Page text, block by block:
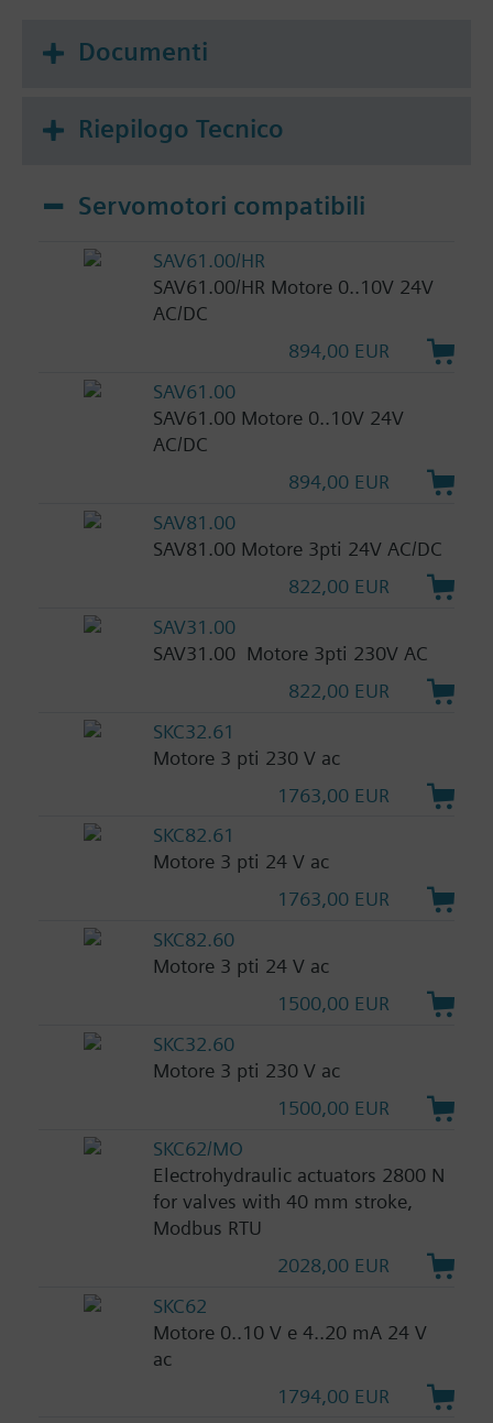
Documenti
Riepilogo Tecnico
Servomotori compatibili
SAV61.00/HR
SAV61.00/HR Motore 0..10V 24V
AC/DC
894,00 EUR
SAV61.00
SAV61.00 Motore 0..10V 24V
AC/DC
894,00 EUR
SAV81.00
SAV81.00 Motore 3pti 24V AC/DC
822,00 EUR
SAV31.00
SAV31.00 Motore 3pti 230V AC
822,00 EUR
SKC32.61
Motore 3 pti 230 V ac
1763,00 EUR
SKC82.61
Motore 3 pti 24 V ac
1763,00 EUR
SKC82.60
Motore 3 pti 24 V ac
1500,00 EUR
SKC32.60
Motore 3 pti 230 V ac
1500,00 EUR
SKC62/MO
Electrohydraulic actuators 2800 N
for valves with 40 mm stroke,
Modbus RTU
2028,00 EUR
SKC62
Motore 0..10 V e 4..20 mA 24 V
ac
1794,00 EUR